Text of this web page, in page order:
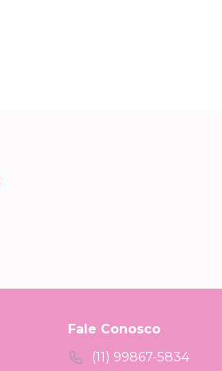
Fale Conosco
(11) 99867-5834